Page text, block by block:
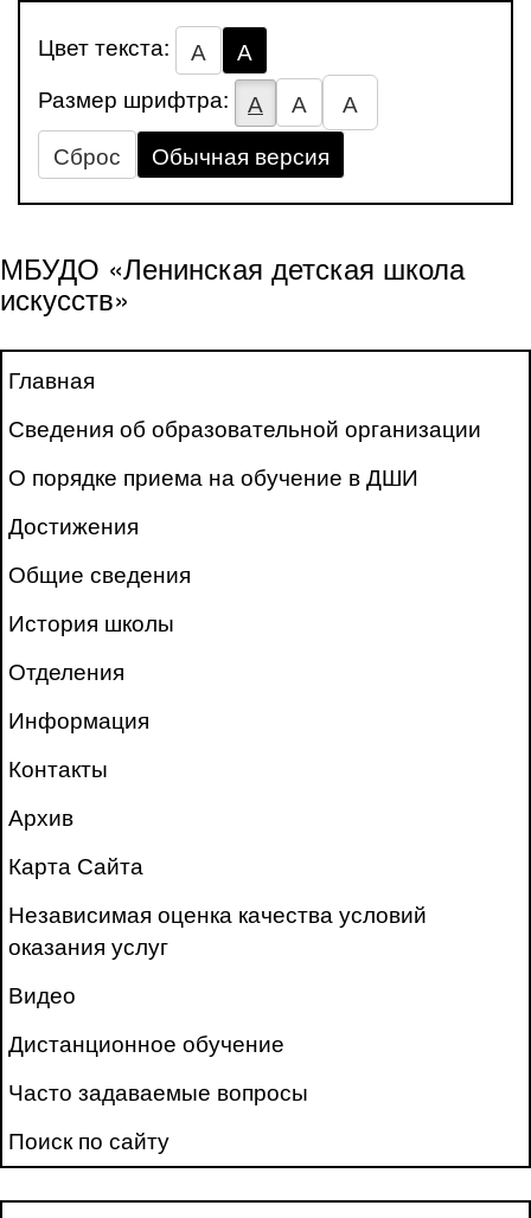
Цвет текста: А
А
Размер шрифтра:
А А
А
Сброс
Обычная версия
МБУДО «Ленинская детская школа
искусств»
Главная
Сведения об образовательной организации
О порядке приема на обучение в ДШИ
Достижения
Общие сведения
История школы
Отделения
Информация
Контакты
Архив
Карта Сайта
Независимая оценка качества условий
оказания услуг
Видео
Дистанционное обучение
Часто задаваемые вопросы
Поиск по сайту